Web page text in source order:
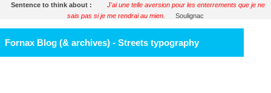
Sentence to think about :
J'ai une telle aversion pour les enterrements que je ne
sais pas si je me rendrai au mien.
Soulignac
Fornax Blog (& archives) - Streets typography